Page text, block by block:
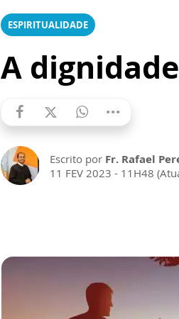
ESPIRITUALIDADE
A
Escrito por Fr. Rafael
11 FEV 2023 - 11H48